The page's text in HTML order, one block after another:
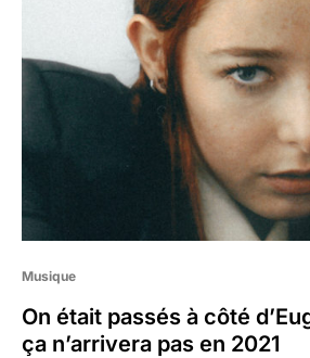
Musique
On était passés à côté
ça n’arrivera pas en 2021